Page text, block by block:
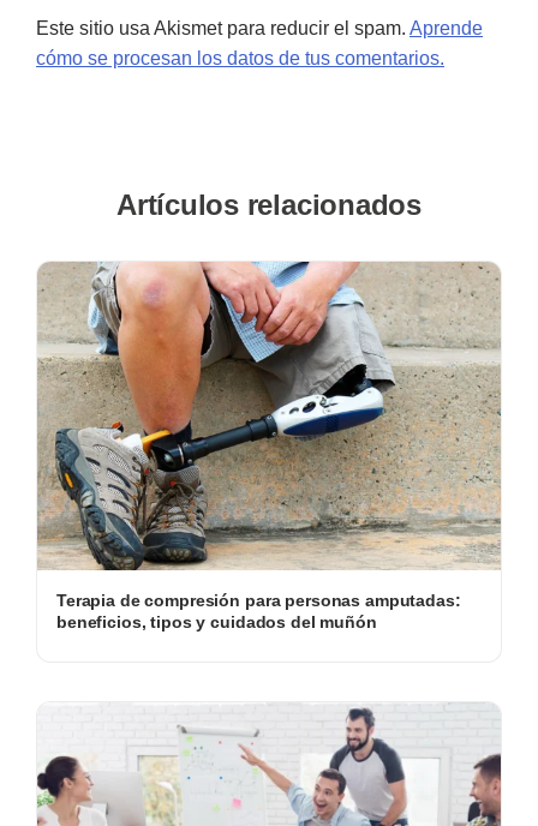
Este sitio usa Akismet para reducir el spam. Aprende
cómo se procesan los datos de tus comentarios.
Artículos relacionados
Terapia de compresión para personas amputadas:
beneficios, tipos y cuidados del muñón